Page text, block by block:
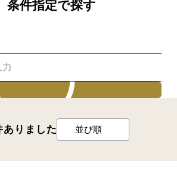
条件指定で探す
ありました 並び順